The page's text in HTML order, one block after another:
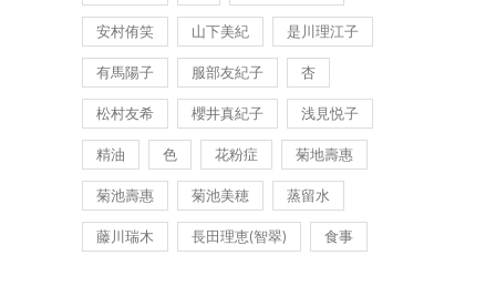
安村侑笑 山下美紀 是川理江子
有馬陽子 服部友紀子 杏
松村友希 櫻井真紀子 浅見悦子
精油 色 花粉症 菊地壽惠
菊池壽惠 菊池美穂 蒸留水
藤川瑞木 長田理恵(智翠) 食事